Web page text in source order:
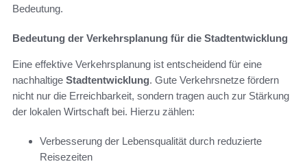
Bedeutung.
Bedeutung der Verkehrsplanung für die Stadtentwicklung
Eine effektive Verkehrsplanung ist entscheidend für eine
nachhaltige Stadtentwicklung. Gute Verkehrsnetze fördern
nicht nur die Erreichbarkeit, sondern tragen auch zur Stärkung
der lokalen Wirtschaft bei. Hierzu zählen:
Verbesserung der Lebensqualität durch reduzierte
Reisezeiten